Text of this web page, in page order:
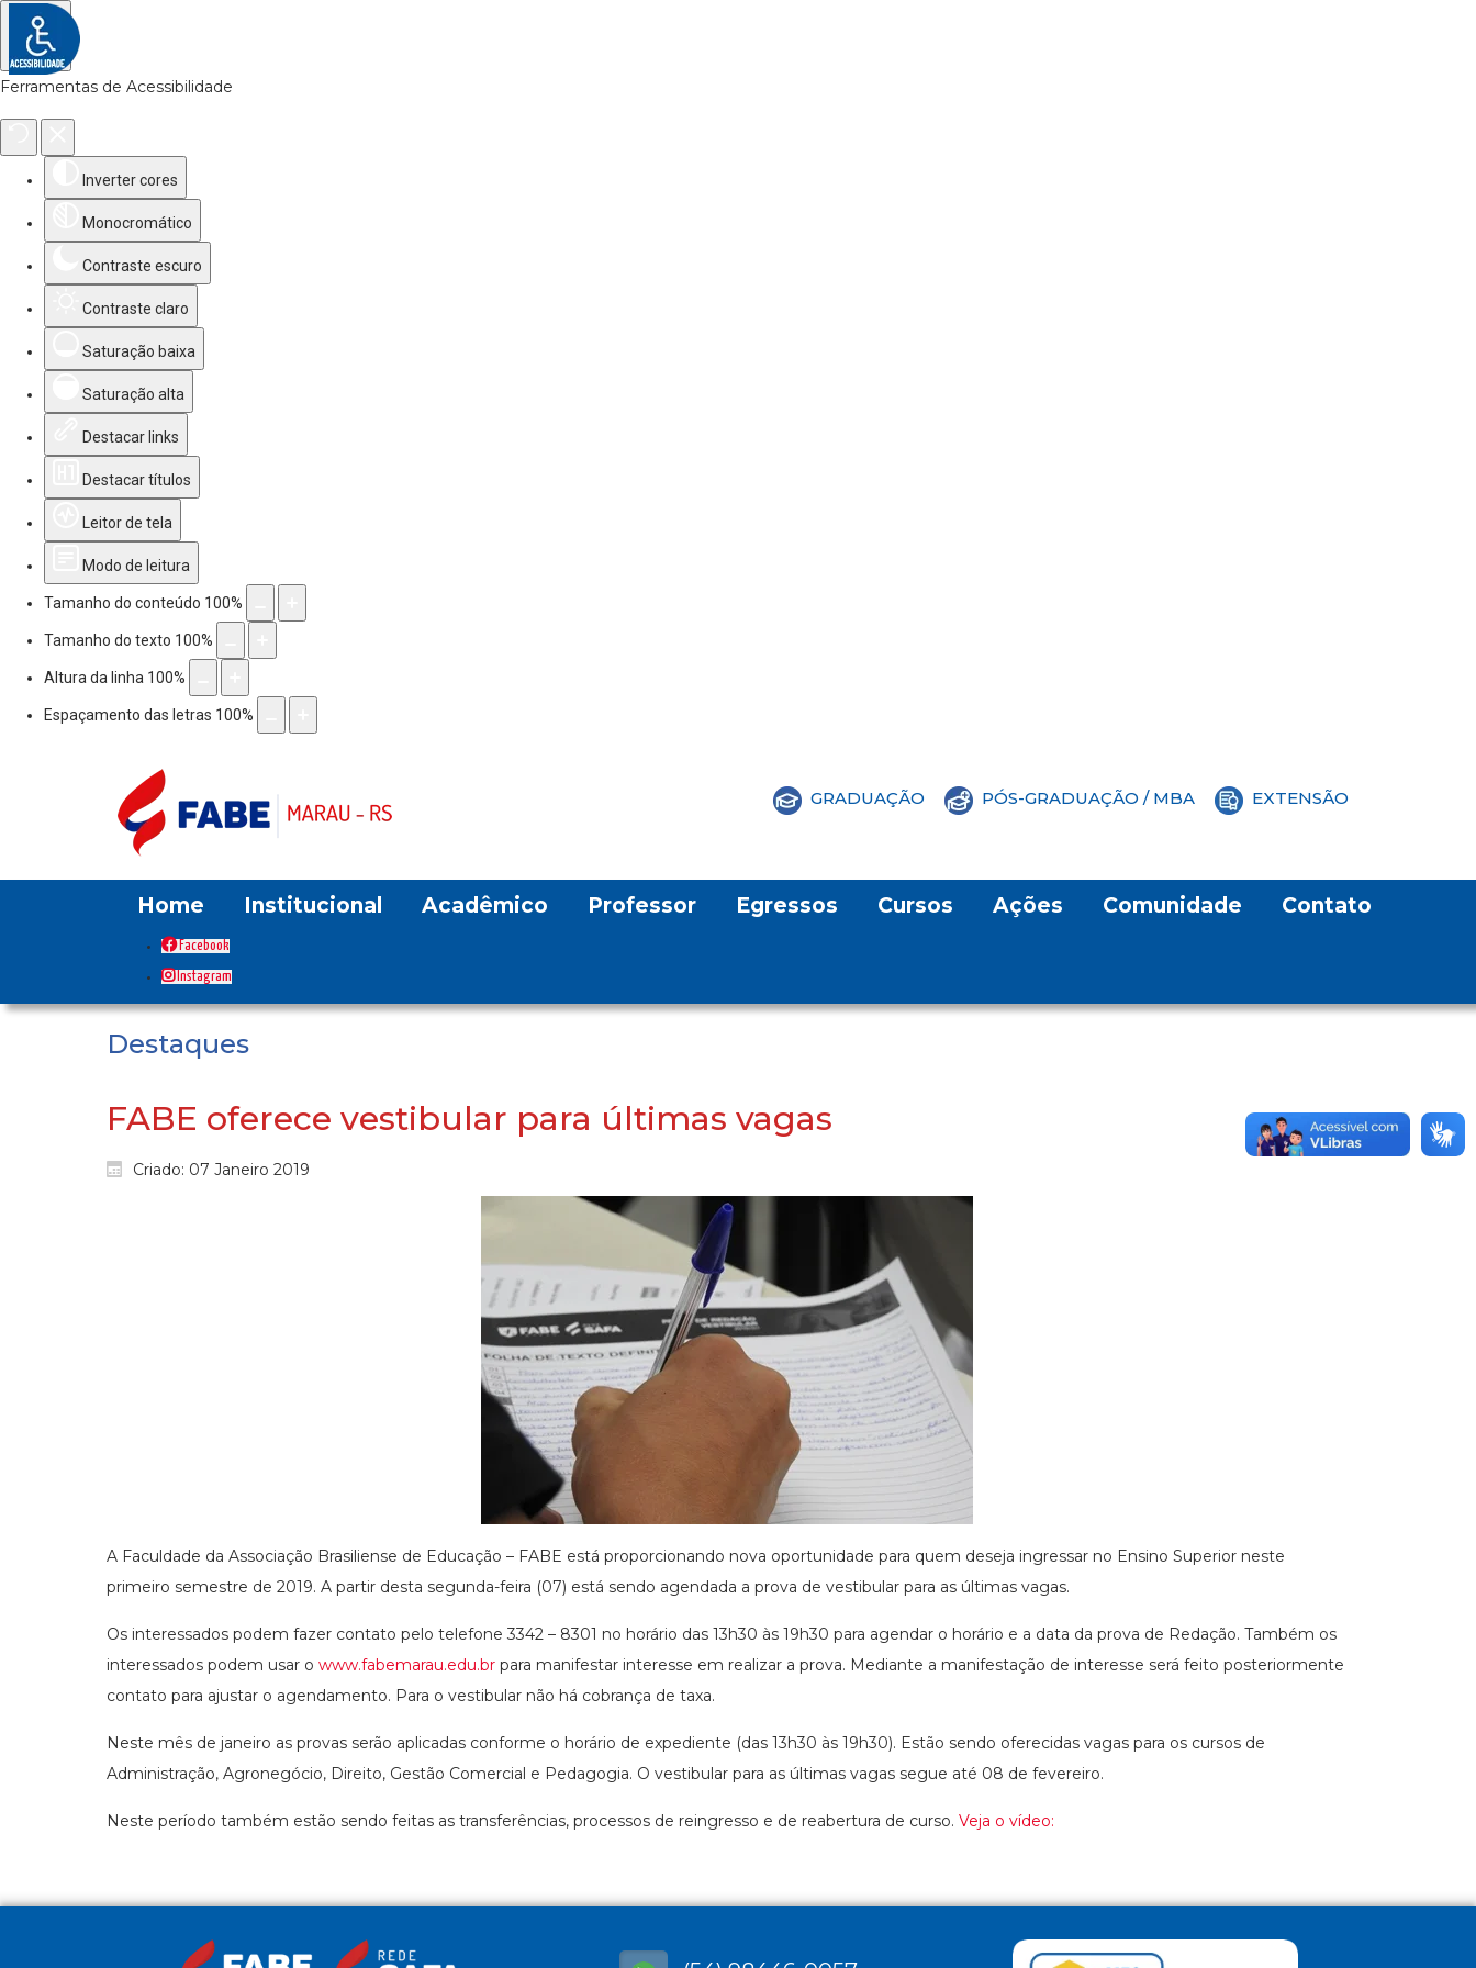
Ferramentas de Acessibilidade
Inverter cores
Monocromático
Contraste escuro
Contraste claro
Saturação baixa
Saturação alta
Destacar links
Destacar títulos
Leitor de tela
Modo de leitura
Tamanho do conteúdo 100%
Tamanho do texto 100%
Altura da linha 100%
Espaçamento das letras 100%
GRADUAÇÃO PÓS-GRADUAÇÃO / MBA EXTENSÃO
Home Institucional Acadêmico Professor Egressos Cursos Ações Comunidade Contato
Facebook
Instagram
Destaques
FABE oferece vestibular para últimas vagas
Criado: 07 Janeiro 2019
A Faculdade da Associação Brasiliense de Educação – FABE está proporcionando nova oportunidade para quem deseja ingressar no Ensino Superior neste
primeiro semestre de 2019. A partir desta segunda-feira (07) está sendo agendada a prova de vestibular para as últimas vagas.
Os interessados podem fazer contato pelo telefone 3342 – 8301 no horário das 13h30 às 19h30 para agendar o horário e a data da prova de Redação. Também os
interessados podem usar o www.fabemarau.edu.br para manifestar interesse em realizar a prova. Mediante a manifestação de interesse será feito posteriormente
contato para ajustar o agendamento. Para o vestibular não há cobrança de taxa.
Neste mês de janeiro as provas serão aplicadas conforme o horário de expediente (das 13h30 às 19h30). Estão sendo oferecidas vagas para os cursos de
Administração, Agronegócio, Direito, Gestão Comercial e Pedagogia. O vestibular para as últimas vagas segue até 08 de fevereiro.
Neste período também estão sendo feitas as transferências, processos de reingresso e de reabertura de curso. Veja o vídeo: